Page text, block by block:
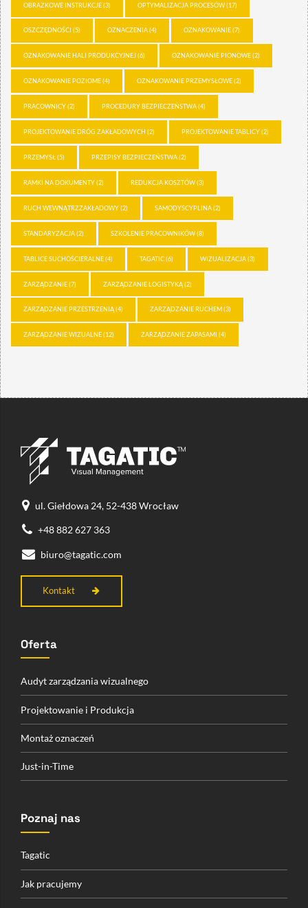
OBRAZKOWE INSTRUKCJE(3) OPTYMALIZACJA PROCESÓW(17)
OSZCZĘDNOŚCI (5) OZNACZENIA(4) OZNAKOWANIE(7)
OZNAKOWANIE HALI PRODUKCYJNEJ(6) OZNAKOWANIE PIONOWE(2)
OZNAKOWANIE POZIOME(4) OZNAKOWANIE PRZEMYSŁOWE(2)
PRACOWNICY(2) PROCEDURY BEZPIECZEŃSTWA(4)
PROJEKTOWANIE DRÓG ZAKŁADOWYCH (2) PROJEKTOWANIE TABLICY(2)
PRZEMYSŁ (5) PRZEPISY BEZPIECZEŃSTWA(2)
RAMKI NA DOKUMENTY(2) REDUKCJA KOSZTÓW(3)
RUCH WEWNĄTRZZAKŁADOWY(2) SAMODYSCYPLINA(2)
STANDARYZACJA(2) SZKOLENIE PRACOWNIKÓW(8)
TABLICE SUCHOŚCIERALNE(4) TAGATIC(6) WIZUALIZACJA(3)
ZARZĄDZANIE(7) ZARZĄDZANIE LOGISTYKĄ(2)
ZARZĄDZANIE PRZESTRZENIĄ(4) ZARZĄDZANIE RUCHEM (3)
ZARZĄDZANIE WIZUALNE(12) ZARZĄDZANIE ZAPASAMI (4)
ul. Giełdowa 24, 52-438 Wrocław
+48 882 627 363
biuro@tagatic.com
Kontakt
Oferta
Audyt zarządzania wizualnego
Projektowanie i Produkcja
Montaż oznaczeń
Just-in-Time
Poznaj nas
Tagatic
Jak pracujemy